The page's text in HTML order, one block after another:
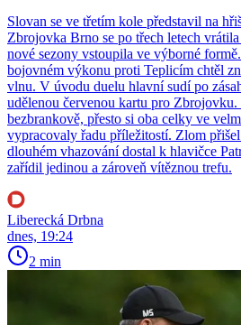
Slovan se ve třetím kole představil na
Zbrojovka Brno se po třech letech
nové sezony vstoupila ve výborné
bojovném výkonu proti Teplicím chtěl
vlnu. V úvodu duelu hlavní sudí po
udělenou červenou kartu pro
bezbrankově, přesto si oba celky ve
vypracovaly řadu příležitostí. Zlom
dlouhém vhazování dostal k hlavičce
zařídil jedinou a zároveň vítěznou trefu.
Liberecká Drbna
dnes, 19:24
2 min